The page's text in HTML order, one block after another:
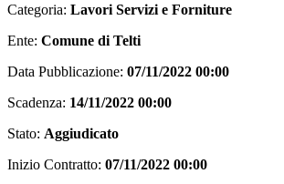
Categoria: Lavori Servizi e Forniture
Ente: Comune di Telti
Data Pubblicazione: 07/11/2022 00:00
Scadenza: 14/11/2022 00:00
Stato: Aggiudicato
Inizio Contratto: 07/11/2022 00:00